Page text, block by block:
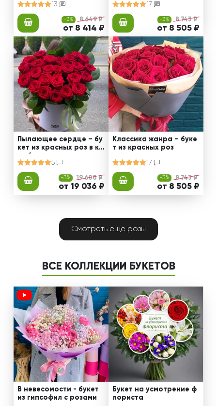
13
-3% 8 649 ₽
от 8 414 ₽
17
-3% 8 743 ₽
от 8 505 ₽
Пылающее сердце – бу
кет из красных роз в ко
робке
5
-3% 19 600 ₽
от 19 036 ₽
Классика жанра – буке
т из красных роз
17
-3% 8 743 ₽
от 8 505 ₽
Смотреть еще розы
ВСЕ КОЛЛЕКЦИИ БУКЕТОВ
В невесомости - букет
из гипсофил с розами
Букет на усмотрение ф
лориста